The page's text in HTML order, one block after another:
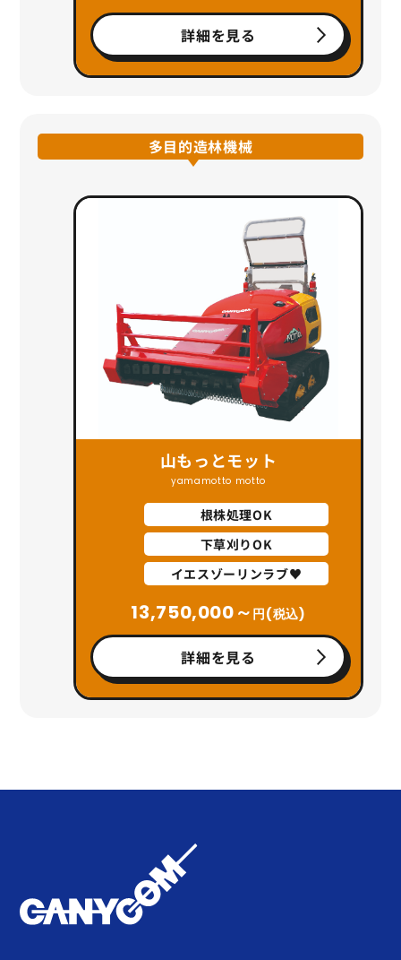
詳細を見る
多目的造林機械
山もっとモット
yamamotto motto
根株処理OK
下草刈りOK
イエスゾーリンラブ♥
13,750,000～ 円(税込)
詳細を見る